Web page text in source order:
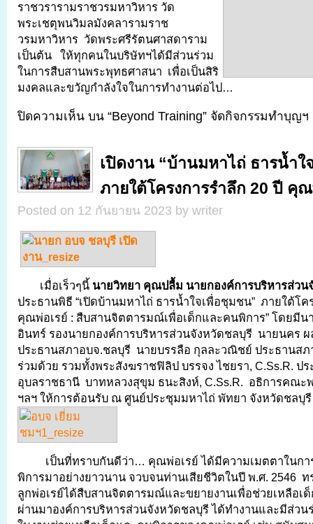
ราชวรารามราชวรมหาวิหาร วัด
พระเชตุพนวิมลมังคลารามราช
วรมหาวิหาร วัดพระศรีรัตนศาสดาราม
เป็นต้น ให้ทุกคนในบริษัทฯได้มีส่วนร่วม
ในการสืบสานพระพุทธศาสนา เพื่อเป็นสิริ
มงคลและขวัญกำลังใจในการทำงานต่อไป…
ปิดความเห็น บน “Beyond Training” จัดกิจกรรมทำบุญ
เปิดงาน “บ้านมหาไถ่ ธารน้ำใ
ภายใต้โครงการรำลึก 20 ปี คุ
Posted on 12 กันยายน 2023 by writer
เมื่อเร็วๆนี้ นายวิทยา คุณปลื้ม นายกองค์การบริหารส่วน
ประธานพิธี “เปิดบ้านมหาไถ่ ธารน้ำใจเพื่อชุมชน” ภายใต้โค
คุณพ่อเรย์ : สืบสานจิตตารมณ์เพื่อเด็กและคนพิการ” โดยมีน
อินทร์ รองนายกองค์การบริหารส่วนจังหวัดชลบุรี นายนคร
ประธานสภาอบจ.ชลบุรี นายบรรลือ กุลละวณิชย์ ประธานสภ
ร่วมด้วย รวมทั้งพระสังฆราชฟิลิป บรรจง ไชยรา, C.Ss.R.
อุบลราชธานี บาทหลวงสุขุม ธนะสิงห์, C.Ss.R. อธิการคณะ
ฯลฯ ให้การต้อนรับ ณ ศูนย์ประชุมมหาไถ่ พัทยา จังหวัดชลบุรี
เป็นที่ทราบกันดีว่า… คุณพ่อเรย์ ได้มีความเมตตาในก
พิการมาอย่างยาวนาน จวบจนท่านเสียชีวิตในปี พ.ศ. 2546 ท
ลูกพ่อเรย์ได้สืบสานจิตตารมณ์และขยายงานเพื่อช่วยเหลือเ
ผ่านมาองค์การบริหารส่วนจังหวัดชลบุรี ได้ทำงานและมีส่วน